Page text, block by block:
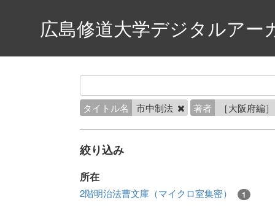
広島修道大学デジタルアー
タイトル名 市中制法 著者 ［大阪府編
絞り込み
所在
2階明治法曹文庫（マイクロ室集密） 1